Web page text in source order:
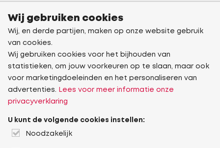
Wij gebruiken cookies
Wij, en derde partijen, maken op onze website gebruik
van cookies.
Wij gebruiken cookies voor het bijhouden van
statistieken, om jouw voorkeuren op te slaan, maar ook
voor marketingdoeleinden en het personaliseren van
advertenties.
Lees voor meer informatie onze
privacyverklaring
U kunt de volgende cookies instellen:
Noodzakelijk